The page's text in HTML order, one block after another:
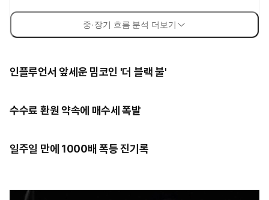
중·장기 흐름 분석 더보기
인플루언서 앞세운 밈코인 '더 블랙 불'
수수료 환원 약속에 매수세 폭발
일주일 만에 1000배 폭등 진기록